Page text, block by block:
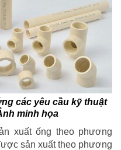
các yêu cầu kỹ thuật
minh họa
xuất ống theo phương
sản xuất theo phương